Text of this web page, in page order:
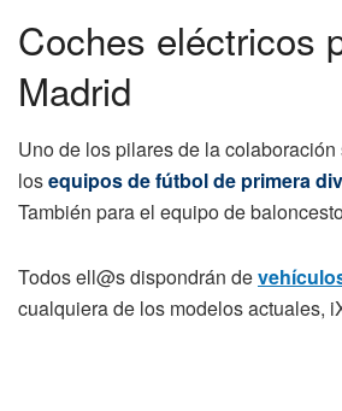
Coches eléctricos
Madrid
Uno de los pilares de la
losequipos de fútbol de primera
También para el equipo de
Todos ell@s dispondrán de
cualquiera de los modelos actuales,